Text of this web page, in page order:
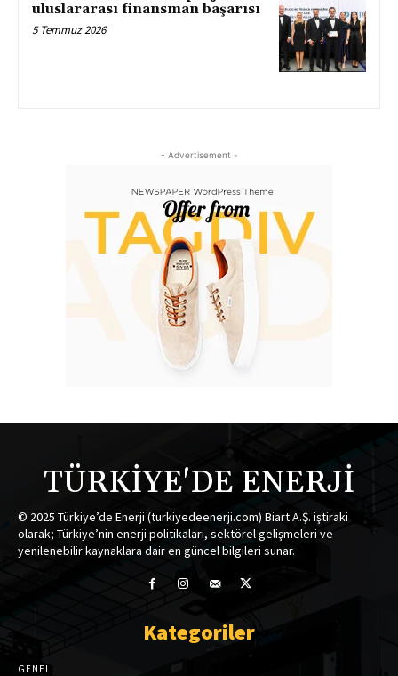
uluslararası finansman başarısı
5 Temmuz 2026
- Advertisement -
TÜRKİYE'DE ENERJİ
© 2025 Türkiye’de Enerji (turkiyedeenerji.com) Biart A.Ş. iştiraki
olarak; Türkiye’nin enerji politikaları, sektörel gelişmeleri ve
yenilenebilir kaynaklara dair en güncel bilgileri sunar.
Kategoriler
GENEL